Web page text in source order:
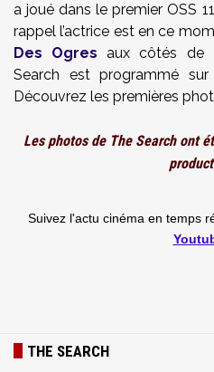
a joué dans le premier OSS
rappel l’actrice est en ce
Des Ogres aux côtés de
Search est programmé
Découvrez les premières
Les photos de The Search ont
Suivez l'actu cinéma en temps
THE SEARCH